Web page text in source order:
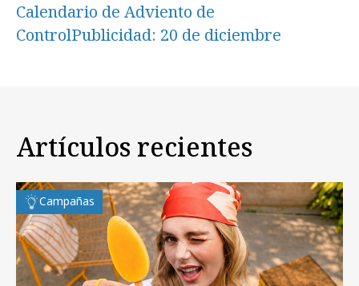
Calendario de Adviento de
ControlPublicidad: 20 de diciembre
Artículos recientes
Campañas